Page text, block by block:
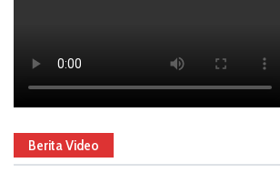
Berita Video